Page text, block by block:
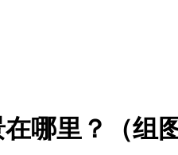
哪里？（组图